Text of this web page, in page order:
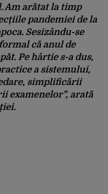
Am arătat la timp
pandemiei de la
Sesizându-se
că anul de
Pe hârtie s-a dus,
a sistemului,
simplificării
arată